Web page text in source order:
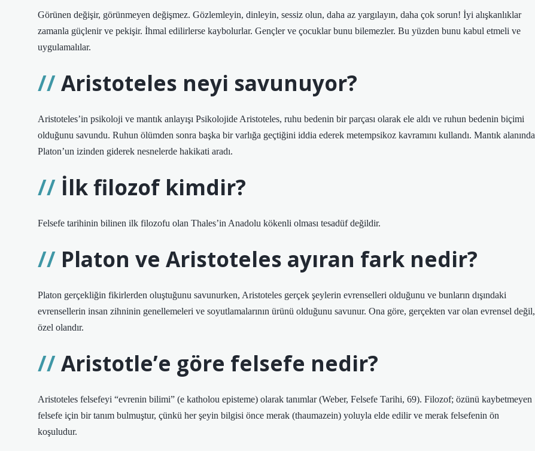
Görünen değişir, görünmeyen değişmez. Gözlemleyin, dinleyin, sessiz olun, daha az yargılayın, daha çok sorun! İyi alışkanlıklar
zamanla güçlenir ve pekişir. İhmal edilirlerse kaybolurlar. Gençler ve çocuklar bunu bilemezler. Bu yüzden bunu kabul etmeli ve
uygulamalılar.
Aristoteles neyi savunuyor?
Aristoteles’in psikoloji ve mantık anlayışı Psikolojide Aristoteles, ruhu bedenin bir parçası olarak ele aldı ve ruhun bedenin biçimi
olduğunu savundu. Ruhun ölümden sonra başka bir varlığa geçtiğini iddia ederek metempsikoz kavramını kullandı. Mantık alanında
Platon’un izinden giderek nesnelerde hakikati aradı.
İlk filozof kimdir?
Felsefe tarihinin bilinen ilk filozofu olan Thales’in Anadolu kökenli olması tesadüf değildir.
Platon ve Aristoteles ayıran fark nedir?
Platon gerçekliğin fikirlerden oluştuğunu savunurken, Aristoteles gerçek şeylerin evrenselleri olduğunu ve bunların dışındaki
evrensellerin insan zihninin genellemeleri ve soyutlamalarının ürünü olduğunu savunur. Ona göre, gerçekten var olan evrensel değil,
özel olandır.
Aristotle’e göre felsefe nedir?
Aristoteles felsefeyi “evrenin bilimi” (e katholou episteme) olarak tanımlar (Weber, Felsefe Tarihi, 69). Filozof; özünü kaybetmeyen
felsefe için bir tanım bulmuştur, çünkü her şeyin bilgisi önce merak (thaumazein) yoluyla elde edilir ve merak felsefenin ön
koşuludur.